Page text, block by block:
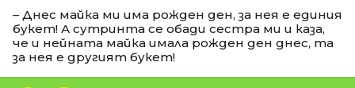
– Днес майка ми има рожден ден, за нея е единия
букет! А сутринта се обади сестра ми и каза,
че и нейната майка имала рожден ден днес, та
за нея е другият букет!